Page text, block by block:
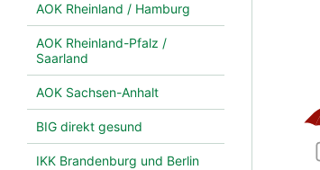
AOK Rheinland / Hamburg
AOK Rheinland-Pfalz /
Saarland
AOK Sachsen-Anhalt
BIG direkt gesund
IKK Brandenburg und Berlin